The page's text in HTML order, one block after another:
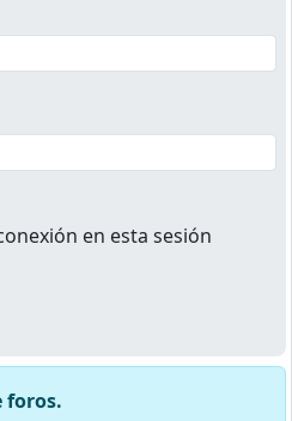
en esta sesión
foros.